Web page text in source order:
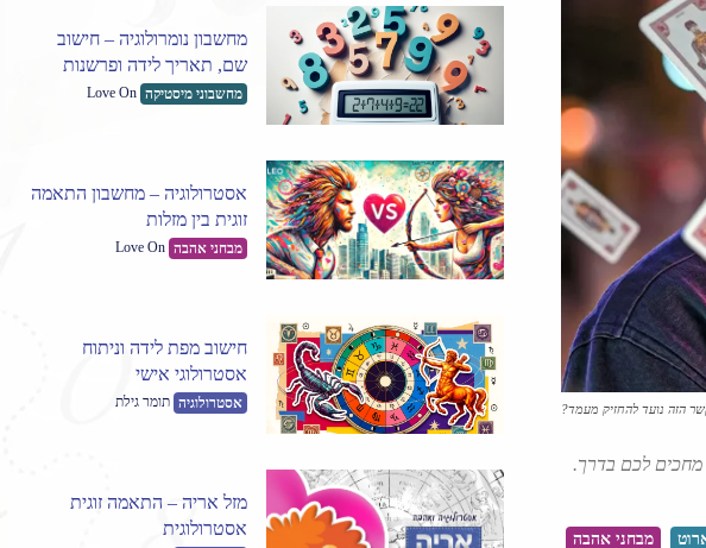
מחשבון נומרולוגיה – חישוב
שם, תאריך לידה ופרשנות
מחשבוני מיסטיקה Love On
אסטרולוגיה – מחשבון התאמה
זוגית בין מזלות
מבחני אהבה Love On
חישוב מפת לידה וניתוח
אסטרולוגי אישי
אסטרולוגיה תומר גילת
מזל אריה – התאמה זוגית
אסטרולוגית
הזה נועד להחזיק מעמד?
מחכים לכם בדרך.
מבחני אהבה